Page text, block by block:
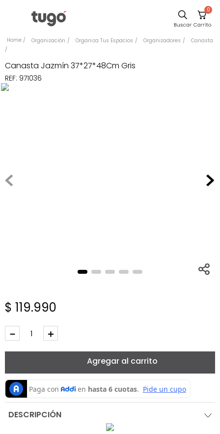
0
Organización Organiza Tus Espacios Organizadores Canasta
Canasta Jazmín 37*27*48Cm Gris
REF: 971036
$ 119.990
＋
－
Agregar al carrito
DESCRIPCIÓN
Escritorio